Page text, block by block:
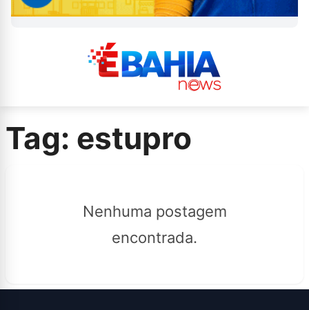
Tag: estupro
Nenhuma postagem
encontrada.